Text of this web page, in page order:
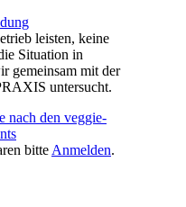
leisten, keine
Situation in
gemeinsam mit der
untersucht.
nach den veggie-
bitte Anmelden.